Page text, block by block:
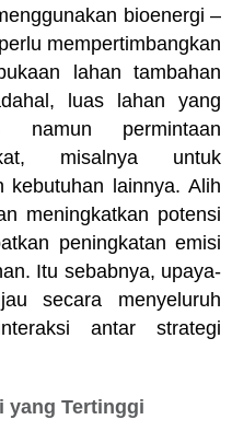
bioenergi –
mempertimbangkan
lahan tambahan
luas lahan yang
namun permintaan
misalnya untuk
kebutuhan lainnya. Alih
meningkatkan potensi
peningkatan emisi
Itu sebabnya, upaya-
secara menyeluruh
antar strategi
yang Tertinggi